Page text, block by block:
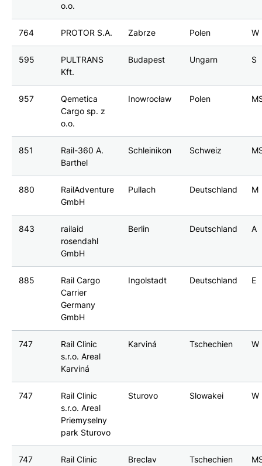
o.o.
764 PROTOR S.A. Zabrze Polen W
595
PULTRANS
Kft.
Budapest Ungarn S
957
Qemetica
Cargo sp. z
o.o.
Inowrocław Polen
851
Rail-360 A.
Barthel
Schleinikon Schweiz
880
RailAdventure
GmbH
Pullach Deutschland M
843
railaid
rosendahl
GmbH
Berlin Deutschland A
885
Rail Cargo
Carrier
Germany
GmbH
Ingolstadt Deutschland E
747
Rail Clinic
s.r.o. Areal
Karviná
Karviná Tschechien W
747
Rail Clinic
s.r.o. Areal
Priemyselny
park Sturovo
Sturovo Slowakei W
747
Rail Clinic
Breclav Tschechien